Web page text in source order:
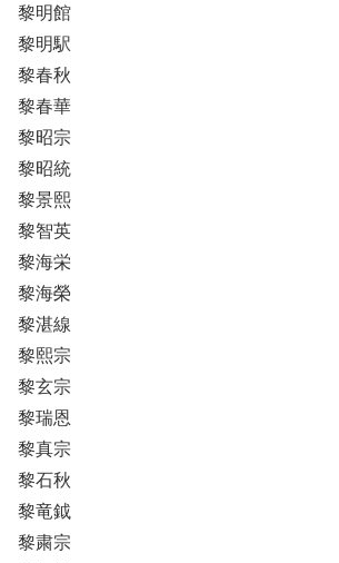
黎明館
黎明駅
黎春秋
黎春華
黎昭宗
黎昭統
黎景熙
黎智英
黎海栄
黎海榮
黎湛線
黎熙宗
黎玄宗
黎瑞恩
黎真宗
黎石秋
黎竜鉞
黎粛宗